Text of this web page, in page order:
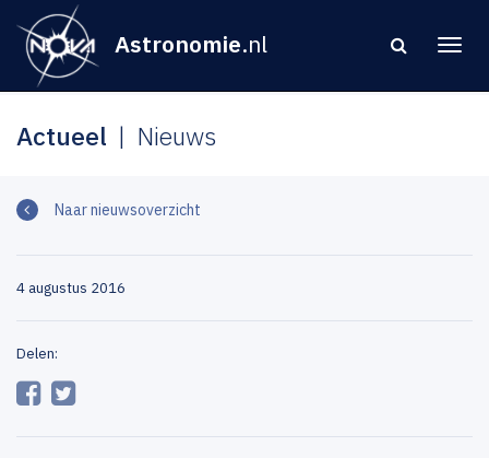
Astronomie.nl
Actueel Nieuws
Naar nieuwsoverzicht
4 augustus 2016
Delen: